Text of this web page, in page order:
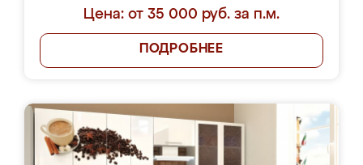
Цена: от 35 000 руб. за п.м.
ПОДРОБНЕЕ